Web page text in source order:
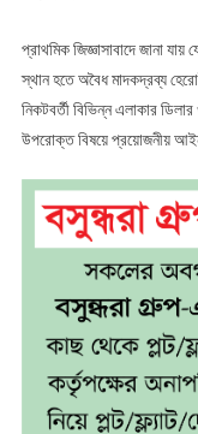
প্রাথমিক জিজ্ঞাসাবাদে জানা
স্থান হতে অবৈধ মাদকদ্রব্য
নিকটবর্তী বিভিন্ন এলাকার
উপরোক্ত বিষয়ে প্রয়োজনীয়